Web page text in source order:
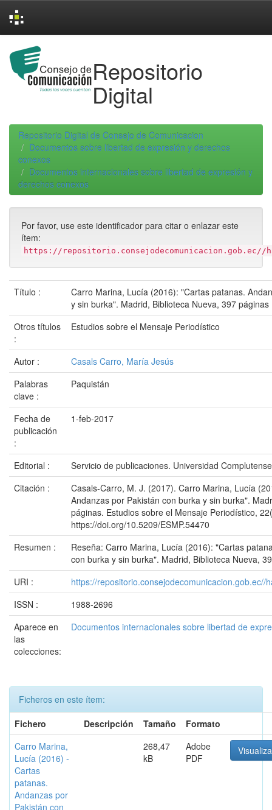
navigation
Repositorio
Digital
Repositorio Digital de Consejo de Comunicacion
Documentos sobre libertad de expresión y derechos
conexos
Documentos internacionales sobre libertad de expresión y
derechos conexos
Por favor, use este identificador para citar o enlazar este
ítem:
https://repositorio.consejodecomunicacion.gob.ec//
Título :
Carro Marina, Lucía (2016): "Cartas patanas.
y sin burka". Madrid, Biblioteca Nueva, 397 páginas
Otros títulos
:
Estudios sobre el Mensaje Periodístico
Autor :
Casals Carro, María Jesús
Palabras
clave :
Paquistán
Fecha de
publicación
:
1-feb-2017
Editorial :
Servicio de publicaciones. Universidad
Citación :
Casals-Carro, M. J. (2017). Carro Marina, Lucía
Andanzas por Pakistán con burka y sin burka".
páginas. Estudios sobre el Mensaje Periodístico,
https://doi.org/10.5209/ESMP.54470
Resumen :
Reseña: Carro Marina, Lucía (2016): "Cartas
con burka y sin burka". Madrid, Biblioteca Nueva,
URI :
https://repositorio.consejodecomunicacion.gob.ec//
ISSN :
1988-2696
Aparece en
las
colecciones:
Documentos internacionales sobre libertad de
Ficheros en este ítem:
Fichero
Descripción Tamaño
Formato
Carro Marina,
Lucía (2016) -
Cartas
patanas.
Andanzas por
Pakistán con
268,47
kB
Adobe
PDF